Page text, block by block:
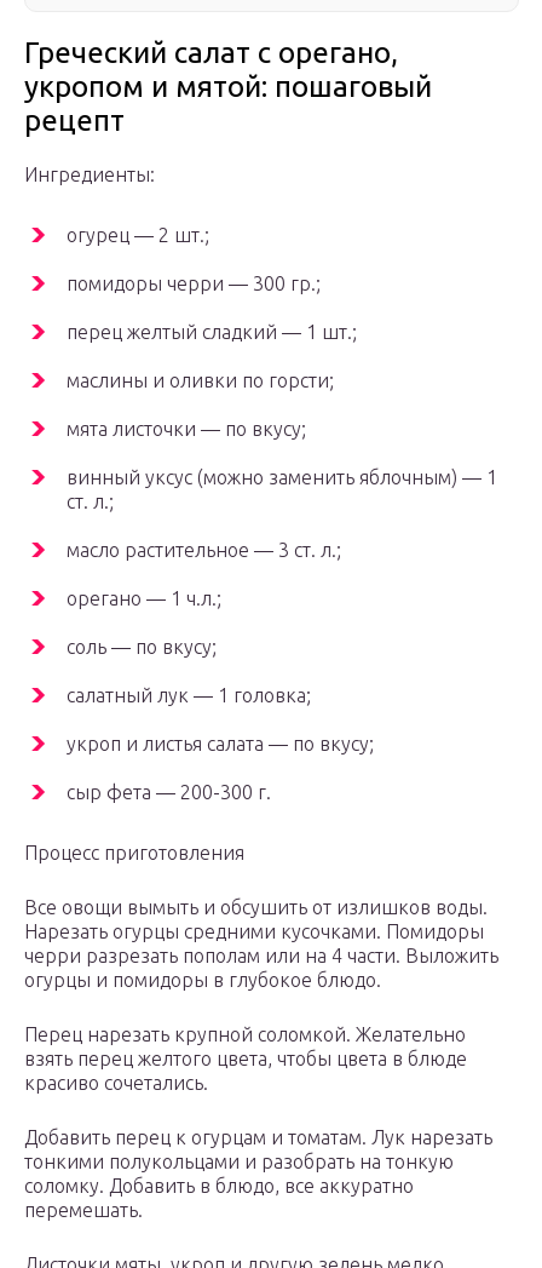
Греческий салат с орегано,
укропом и мятой: пошаговый
рецепт
Ингредиенты:
огурец — 2 шт.;
помидоры черри — 300 гр.;
перец желтый сладкий — 1 шт.;
маслины и оливки по горсти;
мята листочки — по вкусу;
винный уксус (можно заменить яблочным) — 1
ст. л.;
масло растительное — 3 ст. л.;
орегано — 1 ч.л.;
соль — по вкусу;
салатный лук — 1 головка;
укроп и листья салата — по вкусу;
сыр фета — 200-300 г.
Процесс приготовления
Все овощи вымыть и обсушить от излишков воды.
Нарезать огурцы средними кусочками. Помидоры
черри разрезать пополам или на 4 части. Выложить
огурцы и помидоры в глубокое блюдо.
Перец нарезать крупной соломкой. Желательно
взять перец желтого цвета, чтобы цвета в блюде
красиво сочетались.
Добавить перец к огурцам и томатам. Лук нарезать
тонкими полукольцами и разобрать на тонкую
соломку. Добавить в блюдо, все аккуратно
перемешать.